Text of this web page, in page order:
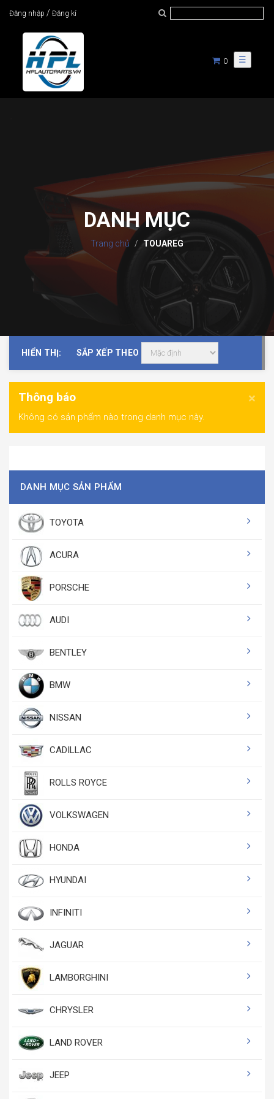
Đăng nhập / Đăng kí
☰
0
DANH MỤC
Trang chủ TOUAREG
HIỂN THỊ: SẮP XẾP THEO
×
Thông báo
Không có sản phẩm nào trong danh mục này.
DANH MỤC SẢN PHẨM
TOYOTA
ACURA
PORSCHE
AUDI
BENTLEY
BMW
NISSAN
CADILLAC
ROLLS ROYCE
VOLKSWAGEN
HONDA
HYUNDAI
INFINITI
JAGUAR
LAMBORGHINI
CHRYSLER
LAND ROVER
JEEP